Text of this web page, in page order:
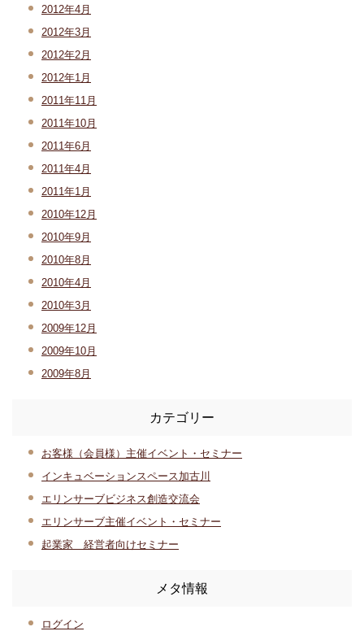
2012年4月
2012年3月
2012年2月
2012年1月
2011年11月
2011年10月
2011年6月
2011年4月
2011年1月
2010年12月
2010年9月
2010年8月
2010年4月
2010年3月
2009年12月
2009年10月
2009年8月
カテゴリー
お客様（会員様）主催イベント・セミナー
インキュベーションスペース加古川
エリンサーブビジネス創造交流会
エリンサーブ主催イベント・セミナー
起業家 経営者向けセミナー
メタ情報
ログイン